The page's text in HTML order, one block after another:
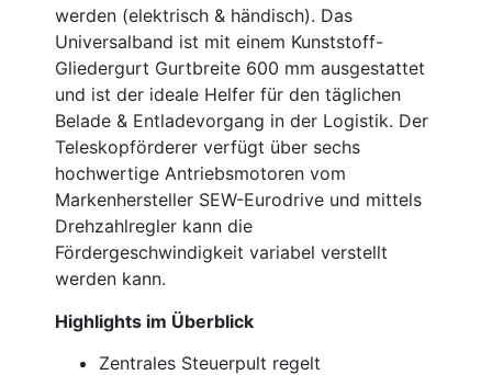
werden (elektrisch & händisch). Das
Universalband ist mit einem Kunststoff-
Gliedergurt Gurtbreite 600 mm ausgestattet
und ist der ideale Helfer für den täglichen
Belade & Entladevorgang in der Logistik. Der
Teleskopförderer verfügt über sechs
hochwertige Antriebsmotoren vom
Markenhersteller SEW-Eurodrive und mittels
Drehzahlregler kann die
Fördergeschwindigkeit variabel verstellt
werden kann.
Highlights im Überblick
Zentrales Steuerpult regelt